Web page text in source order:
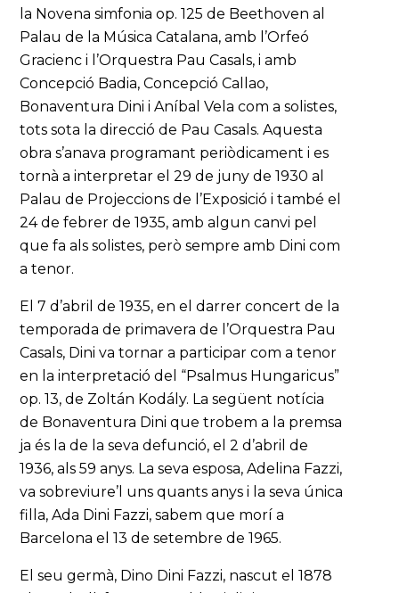
la Novena simfonia op. 125 de Beethoven al
Palau de la Música Catalana, amb l’Orfeó
Gracienc i l’Orquestra Pau Casals, i amb
Concepció Badia, Concepció Callao,
Bonaventura Dini i Aníbal Vela com a solistes,
tots sota la direcció de Pau Casals. Aquesta
obra s’anava programant periòdicament i es
tornà a interpretar el 29 de juny de 1930 al
Palau de Projeccions de l’Exposició i també el
24 de febrer de 1935, amb algun canvi pel
que fa als solistes, però sempre amb Dini com
a tenor.
El 7 d’abril de 1935, en el darrer concert de la
temporada de primavera de l’Orquestra Pau
Casals, Dini va tornar a participar com a tenor
en la interpretació del “Psalmus Hungaricus”
op. 13, de Zoltán Kodály. La següent notícia
de Bonaventura Dini que trobem a la premsa
ja és la de la seva defunció, el 2 d’abril de
1936, als 59 anys. La seva esposa, Adelina Fazzi,
va sobreviure’l uns quants anys i la seva única
filla, Ada Dini Fazzi, sabem que morí a
Barcelona el 13 de setembre de 1965.
El seu germà, Dino Dini Fazzi, nascut el 1878